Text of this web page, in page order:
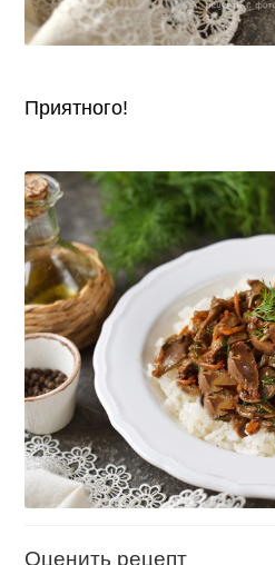
Приятного!
Оценить рецепт